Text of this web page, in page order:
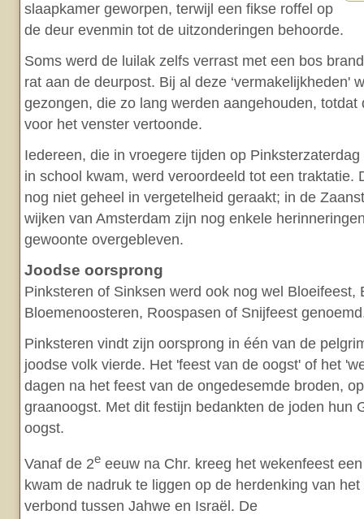
slaapkamer geworpen, terwijl een fikse roffel op
de deur evenmin tot de uitzonderingen behoorde.
Soms werd de luilak zelfs verrast met een bos
rat aan de deurpost. Bij al deze ‘vermakelijkheden'
gezongen, die zo lang werden aangehouden, totdat
voor het venster vertoonde.
Iedereen, die in vroegere tijden op
in school kwam, werd veroordeeld tot een traktatie.
nog niet geheel in vergetelheid geraakt; in de
wijken van Amsterdam zijn nog enkele
gewoonte overgebleven.
Joodse oorsprong
Pinksteren of Sinksen werd ook nog wel Bloeifeest,
Bloemenoosteren, Roospasen of Snijfeest
Pinksteren vindt zijn oorsprong in één van de
joodse volk vierde. Het 'feest van de oogst' of het
dagen na het feest van de ongedesemde broden,
graanoogst. Met dit festijn bedankten de joden hun
oogst.
Vanaf de 2e eeuw na Chr. kreeg het wekenfeest
kwam de nadruk te liggen op de herdenking van
verbond tussen Jahwe en Israël. De